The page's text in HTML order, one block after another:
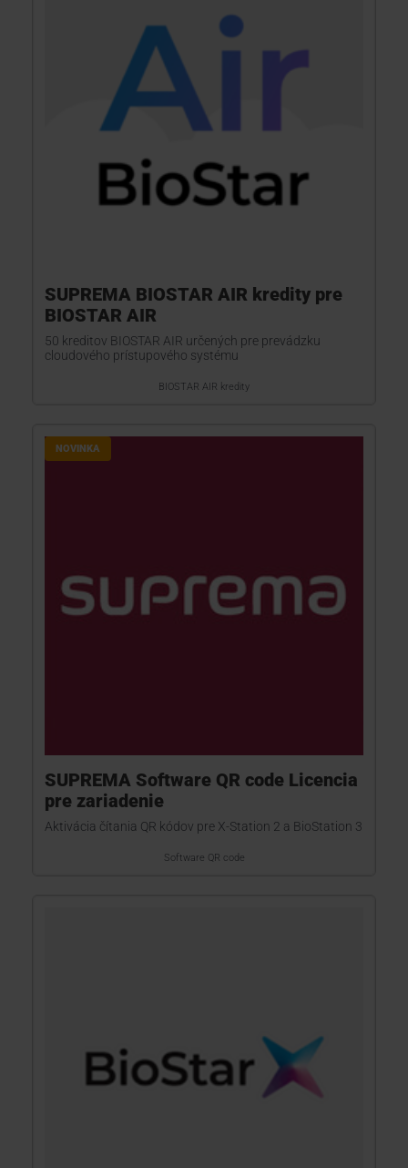
SUPREMA BIOSTAR AIR kredity pre
BIOSTAR AIR
50 kreditov BIOSTAR AIR určených pre prevádzku
cloudového prístupového systému
BIOSTAR AIR kredity
NOVINKA
SUPREMA Software QR code Licencia
pre zariadenie
Aktivácia čítania QR kódov pre X-Station 2 a BioStation 3
Software QR code